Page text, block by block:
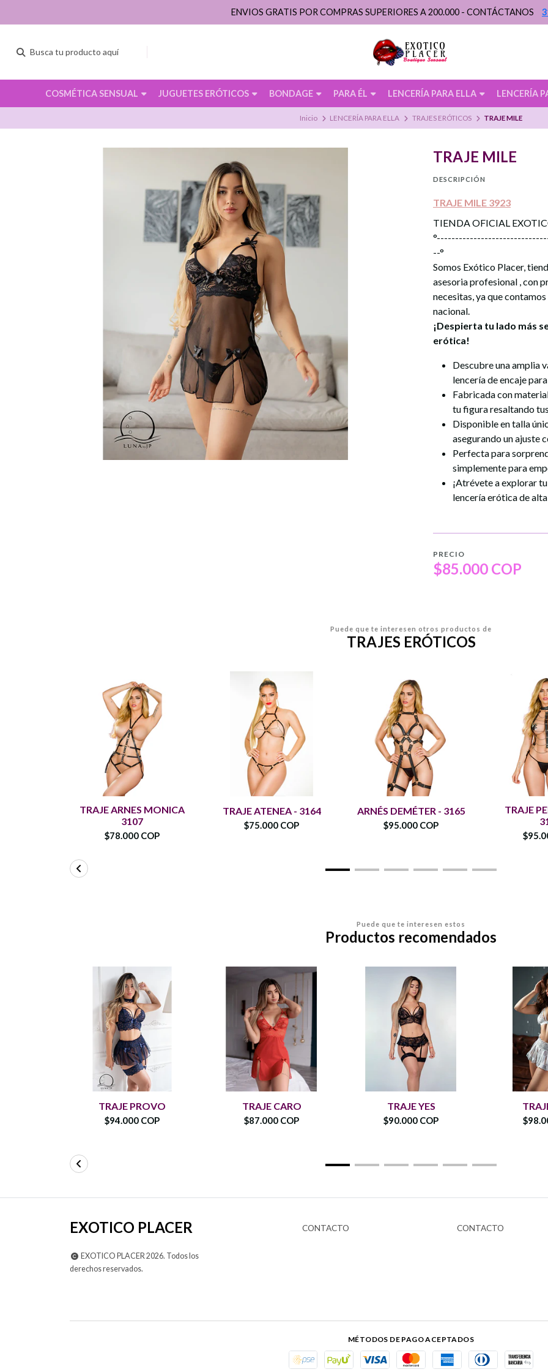
COSMÉTICA SENSUAL JUGUETES ERÓTICOS BONDAGE PARA ÉL LENCERÍA PARA ELLA LENCERÍA
ENVIOS GRATIS POR COMPRAS SUPERIORES A 200.000 - CONTÁCTANOS
Inicio LENCERÍA PARA ELLA TRAJES ERÓTICOS TRAJE MILE
TRAJE MILE
DESCRIPCIÓN
TRAJE MILE 3923
TIENDA OFICIAL
--°
Somos Exótico Placer,
asesoria profesional , con
necesitas, ya que
nacional.
¡Despierta tu lado más
erótica!
Descubre una amplia
lencería de encaje
Fabricada con
tu figura resaltando
Disponible en talla
asegurando un ajuste
Perfecta para
simplemente para
¡Atrévete a explorar
lencería eróticade
PRECIO
$85.000 COP
Puede que te interesen otros productos de
TRAJES ERÓTICOS
TRAJE ARNES MONICA
3107
$78.000 COP
TRAJE ATENEA - 3164
$75.000 COP
ARNÉS DEMÉTER - 3165
$95.000 COP
TRAJE
Puede que te interesen estos
Productos recomendados
TRAJE PROVO
$94.000 COP
TRAJE CARO
$87.000 COP
TRAJE YES
$90.000 COP
EXOTICO PLACER
EXOTICO PLACER 2026. Todos los
derechos reservados.
CONTACTO CONTACTO
MÉTODOS DE PAGO ACEPTADOS